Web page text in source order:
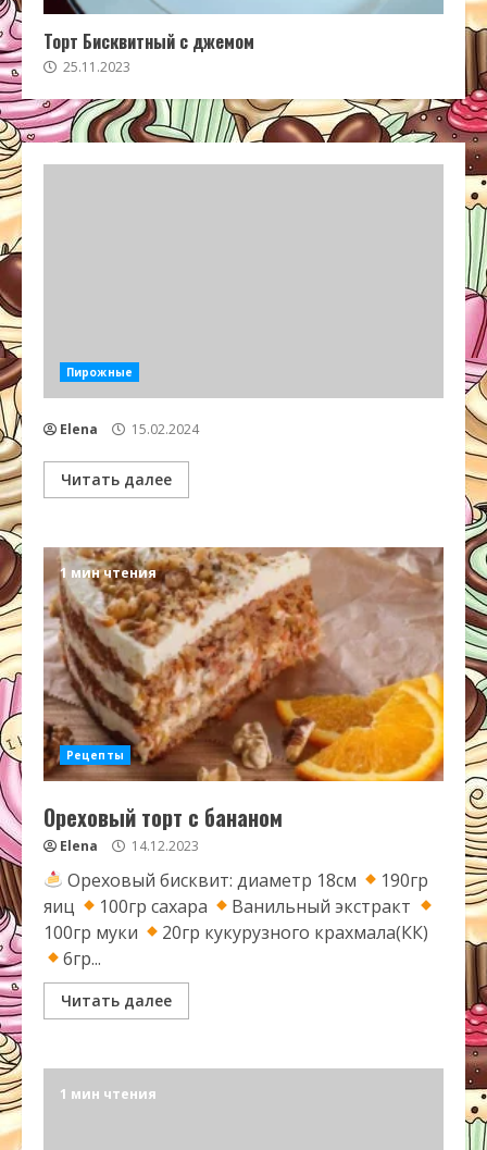
Торт Бисквитный с джемом
25.11.2023
Пирожные
Elena 15.02.2024
Читать далее
1 мин чтения
Рецепты
Ореховый торт с бананом
Elena 14.12.2023
Ореховый бисквит: диаметр 18см
190гр
яиц
100гр сахара
Ванильный экстракт
100гр муки
20гр кукурузного крахмала(КК)
6гр...
Читать далее
1 мин чтения